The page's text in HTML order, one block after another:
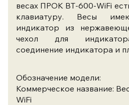
весах ПРОК ВТ-600-WiFi
клавиатуру. Весы
индикатор из
чехол для
соединение индикатора и
Обозначение модели:
Коммерческое название:
WiFi